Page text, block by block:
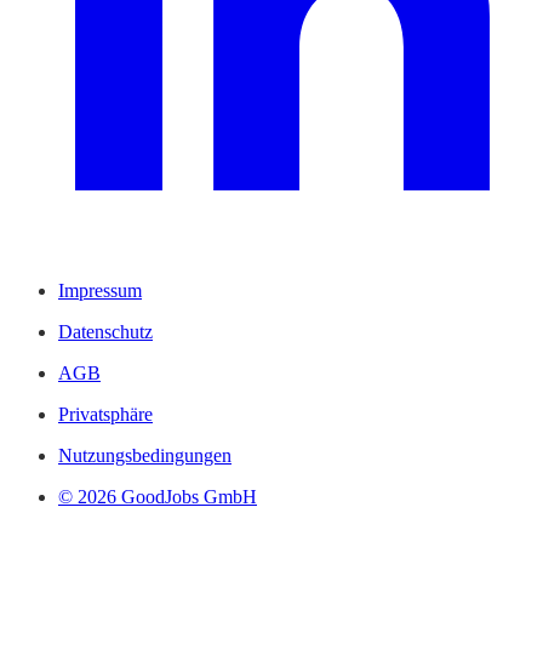
Impressum
Datenschutz
AGB
Privatsphäre
Nutzungsbedingungen
© 2026 GoodJobs GmbH